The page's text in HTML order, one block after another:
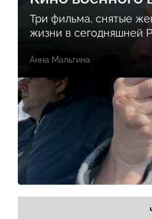
Три фильма, снятые
жизни в сегодняшней
Анна Мальгина